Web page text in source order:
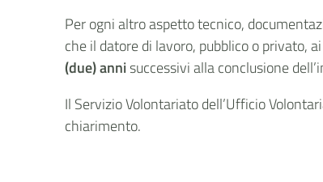
Per ogni altro aspetto tecnico,
che il datore di lavoro, pubblico o privato,
(due) annisuccessivi alla conclusione
Il Servizio Volontariato dell’Ufficio
chiarimento.